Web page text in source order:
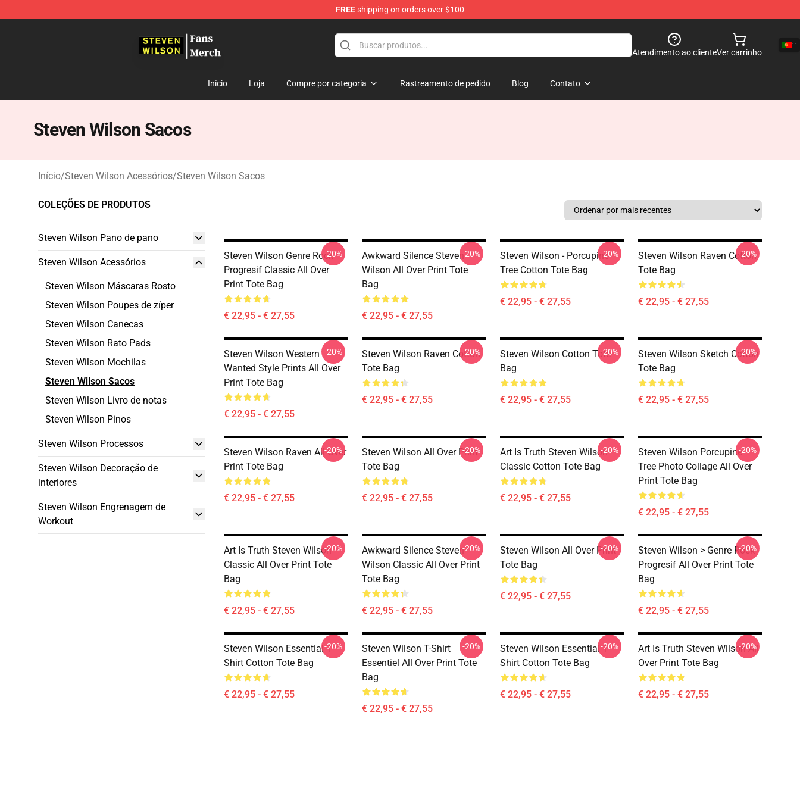
FREEshipping on orders over $100
Atendimento ao clienteVer carrinho
Início Loja Compre por categoria Rastreamento de pedido Blog Contato
Steven Wilson Sacos
Início/Steven Wilson Acessórios/Steven Wilson Sacos
COLEÇÕES DE PRODUTOS
Steven Wilson Pano de pano
Steven Wilson Acessórios
Steven Wilson Máscaras Rosto
Steven Wilson Poupes de zíper
Steven Wilson Canecas
Steven Wilson Rato Pads
Steven Wilson Mochilas
Steven Wilson Sacos
Steven Wilson Livro de notas
Steven Wilson Pinos
Steven Wilson Processos
Steven Wilson Decoração de
interiores
Steven Wilson Engrenagem de
Workout
Steven Wilson Genre Rock
Progresif Classic All Over
Print Tote Bag
€ 22,95 - € 27,55
-20%
Awkward Silence Steven
Wilson All Over Print Tote
Bag
€ 22,95 - € 27,55
-20%
Steven Wilson - Porcupine
Tree Cotton Tote Bag
€ 22,95 - € 27,55
-20%
Steven Wilson Raven Cotton
Tote Bag
€ 22,95 - € 27,55
-20%
Steven Wilson Western
Wanted Style Prints All Over
Print Tote Bag
€ 22,95 - € 27,55
-20%
Steven Wilson Raven Cotton
Tote Bag
€ 22,95 - € 27,55
-20%
Steven Wilson Cotton Tote
Bag
€ 22,95 - € 27,55
-20%
Steven Wilson Sketch Cotton
Tote Bag
€ 22,95 - € 27,55
-20%
Steven Wilson Raven All Over
Print Tote Bag
€ 22,95 - € 27,55
-20%
Steven Wilson All Over Print
Tote Bag
€ 22,95 - € 27,55
-20%
Art Is Truth Steven Wilson
Classic Cotton Tote Bag
€ 22,95 - € 27,55
-20%
Steven Wilson Porcupine
Tree Photo Collage All Over
Print Tote Bag
€ 22,95 - € 27,55
-20%
Art Is Truth Steven Wilson
Classic All Over Print Tote
Bag
€ 22,95 - € 27,55
-20%
Awkward Silence Steven
Wilson Classic All Over Print
Tote Bag
€ 22,95 - € 27,55
-20%
Steven Wilson All Over Print
Tote Bag
€ 22,95 - € 27,55
-20%
Steven Wilson > Genre Rock
Progresif All Over Print Tote
Bag
€ 22,95 - € 27,55
-20%
Steven Wilson Essential T-
Shirt Cotton Tote Bag
€ 22,95 - € 27,55
-20%
Steven Wilson T-Shirt
Essentiel All Over Print Tote
Bag
€ 22,95 - € 27,55
-20%
Steven Wilson Essential T-
Shirt Cotton Tote Bag
€ 22,95 - € 27,55
-20%
Art Is Truth Steven Wilson All
Over Print Tote Bag
€ 22,95 - € 27,55
-20%